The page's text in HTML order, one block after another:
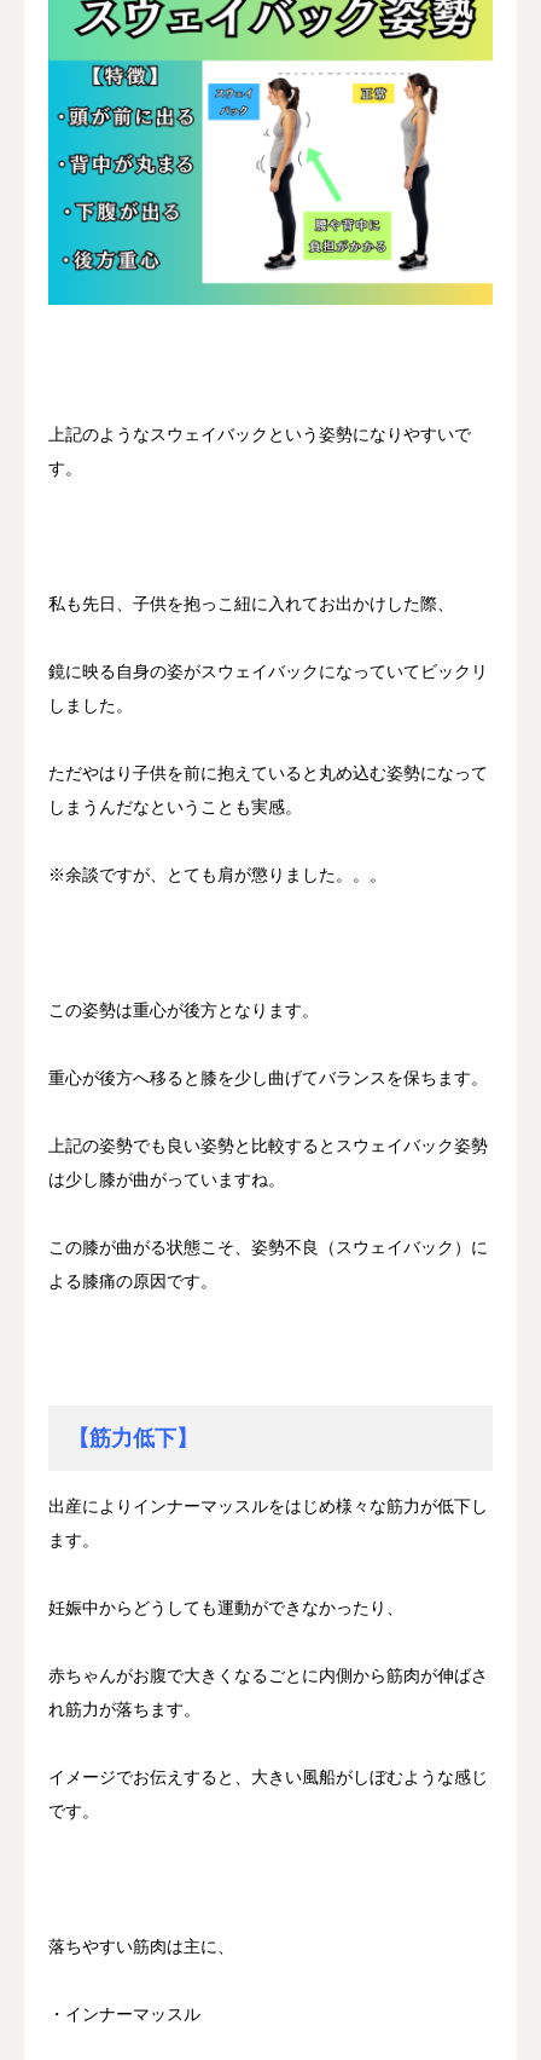
上記のようなスウェイバックという姿勢になりやすいで
す。
私も先日、子供を抱っこ紐に入れてお出かけした際、
鏡に映る自身の姿がスウェイバックになっていてビックリ
しました。
ただやはり子供を前に抱えていると丸め込む姿勢になって
しまうんだなということも実感。
※余談ですが、とても肩が懲りました。。。
この姿勢は重心が後方となります。
重心が後方へ移ると膝を少し曲げてバランスを保ちます。
上記の姿勢でも良い姿勢と比較するとスウェイバック姿勢
は少し膝が曲がっていますね。
この膝が曲がる状態こそ、姿勢不良（スウェイバック）に
よる膝痛の原因です。
【筋力低下】
出産によりインナーマッスルをはじめ様々な筋力が低下し
ます。
妊娠中からどうしても運動ができなかったり、
赤ちゃんがお腹で大きくなるごとに内側から筋肉が伸ばさ
れ筋力が落ちます。
イメージでお伝えすると、大きい風船がしぼむような感じ
です。
落ちやすい筋肉は主に、
・インナーマッスル